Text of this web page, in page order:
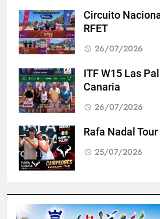
Circuito
RFET
26/07/2026
ITF W15 Las
Canaria
26/07/2026
Rafa Nadal
25/07/2026